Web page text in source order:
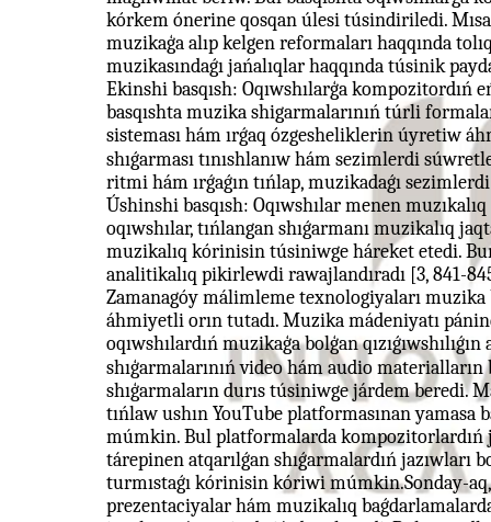
kórkem ónerine qosqan úlesi túsindiriledi.
muzikaģa alıp kelgen reformaları haqqında
muzikasındaǵı jańalıqlar haqqında túsinik
Ekinshi basqısh: Oqıwshılarģa kompozitordıń
basqıshta muzika shigarmalarınıń túrli
sisteması hám ırǵaq ózgesheliklerin úyretiw
shıǵarması tınıshlanıw hám sezimlerdi
ritmi hám ırǵaǵın tıńlap, muzikadaǵı
Úshinshi basqısh: Oqıwshılar menen
oqıwshılar, tıńlangan shıǵarmanı muzikalıq
muzikalıq kórinisin túsiniwge háreket etedi.
analitikalıq pikirlewdi rawajlandıradı [3, 841-
Zamanagóy málimleme texnologiyaları
áhmiyetli orın tutadı. Muzika mádeniyatı
oqıwshılardıń muzikaģa bolģan
shıģarmalarınıń video hám audio
shıģarmaların durıs túsiniwge járdem beredi.
tıńlaw ushın YouTube platformasınan
múmkin. Bul platformalarda
tárepinen atqarılǵan shıǵarmalardıń jazıwları
turmıstaǵı kórinisin kóriwi múmkin.Sonday-
prezentaciyalar hám muzikalıq